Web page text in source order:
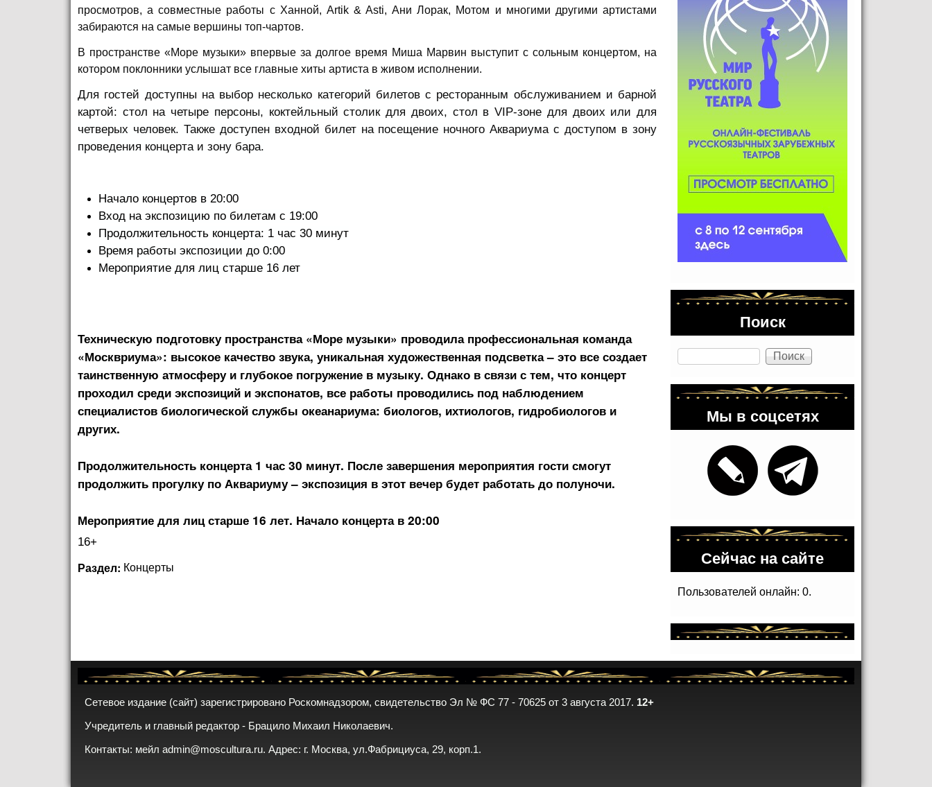
просмотров, а совместные работы с Ханной, Artik & Asti, Ани Лорак, Мотом и многими другими артистами
забираются на самые вершины топ-чартов.
В пространстве «Море музыки» впервые за долгое время Миша Марвин выступит с сольным концертом, на
котором поклонники услышат все главные хиты артиста в живом исполнении.
Для гостей доступны на выбор несколько категорий билетов с ресторанным обслуживанием и барной
картой: стол на четыре персоны, коктейльный столик для двоих, стол в VIP-зоне для двоих или для
четверых человек. Также доступен входной билет на посещение ночного Аквариума с доступом в зону
проведения концерта и зону бара.
Начало концертов в 20:00
Вход на экспозицию по билетам с 19:00
Продолжительность концерта: 1 час 30 минут
Время работы экспозиции до 0:00
Мероприятие для лиц старше 16 лет
Техническую подготовку пространства «Море музыки» проводила профессиональная команда
«Москвриума»: высокое качество звука, уникальная художественная подсветка – это все создает
таинственную атмосферу и глубокое погружение в музыку. Однако в связи с тем, что концерт
проходил среди экспозиций и экспонатов, все работы проводились под наблюдением
специалистов биологической службы океанариума: биологов, ихтиологов, гидробиологов и
других.
Продолжительность концерта 1 час 30 минут. После завершения мероприятия гости смогут
продолжить прогулку по Аквариуму – экспозиция в этот вечер будет работать до полуночи.
Мероприятие для лиц старше 16 лет. Начало концерта в 20:00
16+
Раздел: Концерты
Поиск
Поиск
Мы в соцсетях
Сейчас на сайте
Пользователей онлайн: 0.
Сетевое издание (сайт) зарегистрировано Роскомнадзором, свидетельство Эл № ФС 77 - 70625 от 3 августа 2017. 12+
Учредитель и главный редактор - Брацило Михаил Николаевич.
Контакты: мейл admin@moscultura.ru. Адрес: г. Москва, ул.Фабрициуса, 29, корп.1.